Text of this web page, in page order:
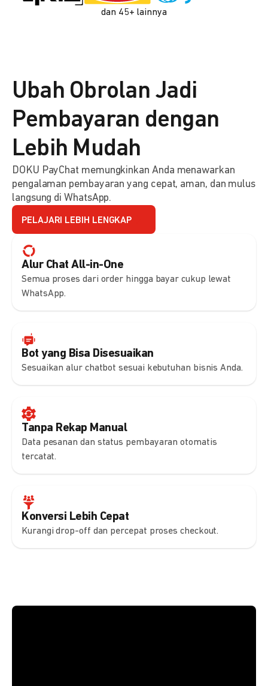
dan 45+ lainnya
Alur Chat All-in-One
Semua proses dari order hingga bayar cukup lewat
WhatsApp.
Bot yang Bisa Disesuaikan
Sesuaikan alur chatbot sesuai kebutuhan bisnis Anda.
Tanpa Rekap Manual
Data pesanan dan status pembayaran otomatis
tercatat.
Konversi Lebih Cepat
Kurangi drop-off dan percepat proses checkout.
Ubah Obrolan Jadi
Pembayaran dengan
Lebih Mudah
DOKU PayChat memungkinkan Anda menawarkan
pengalaman pembayaran yang cepat, aman, dan mulus
langsung di WhatsApp.
PELAJARI LEBIH LENGKAP